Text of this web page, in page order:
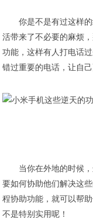
你是不是有过这样
活带来了不必要的麻烦
功能，这样有人打电话
错过重要的电话，让自
当你在外地的时候
要如何协助他们解决这
程协助功能，就可以帮
不是特别实用呢！